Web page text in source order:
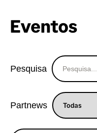
Eventos
Pesquisa
Partnews